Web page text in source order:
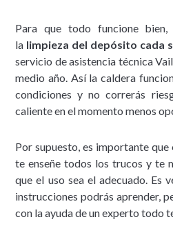
Para que todo funcione bien,
la limpieza del depósito cada
servicio de asistencia técnica
medio año. Así la caldera
condiciones y no correrás
caliente en el momento menos
Por supuesto, es importante
te enseñe todos los trucos y te
que el uso sea el adecuado. Es
instrucciones podrás aprender,
con la ayuda de un experto todo